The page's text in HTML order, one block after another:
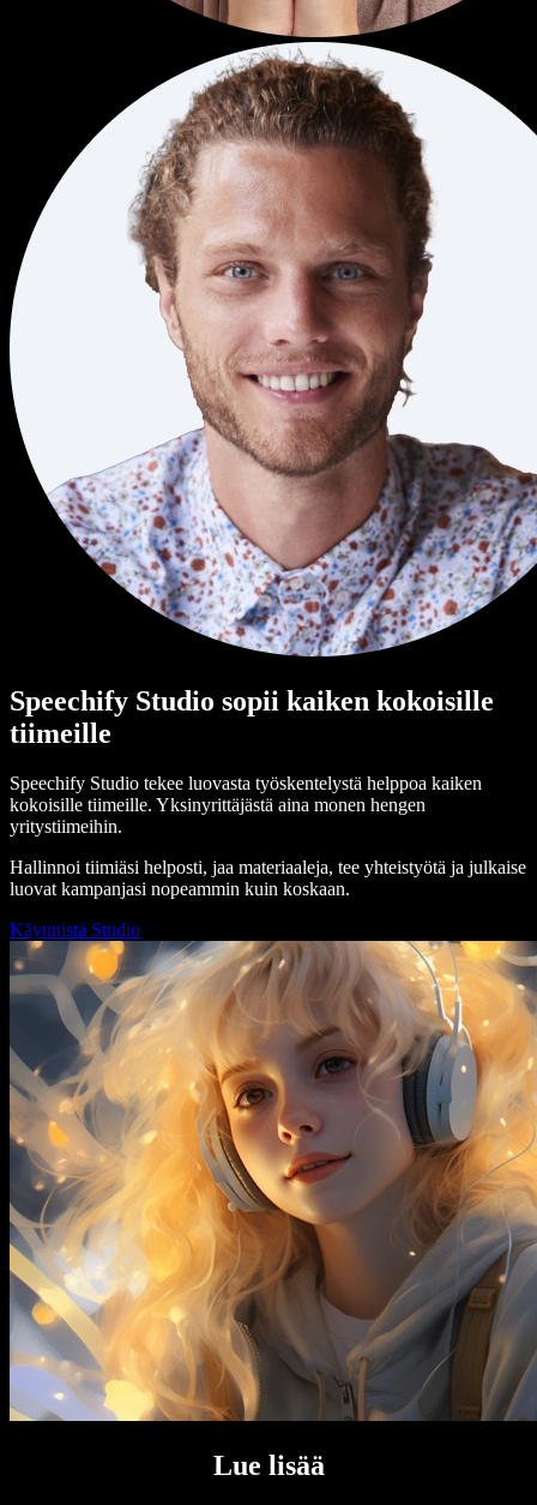
Speechify Studio sopii kaiken kokoisille
tiimeille
Speechify Studio tekee luovasta työskentelystä helppoa kaiken
kokoisille tiimeille. Yksinyrittäjästä aina monen hengen
yritystiimeihin.
Hallinnoi tiimiäsi helposti, jaa materiaaleja, tee yhteistyötä ja julkaise
luovat kampanjasi nopeammin kuin koskaan.
Käynnistä Studio
Lue lisää